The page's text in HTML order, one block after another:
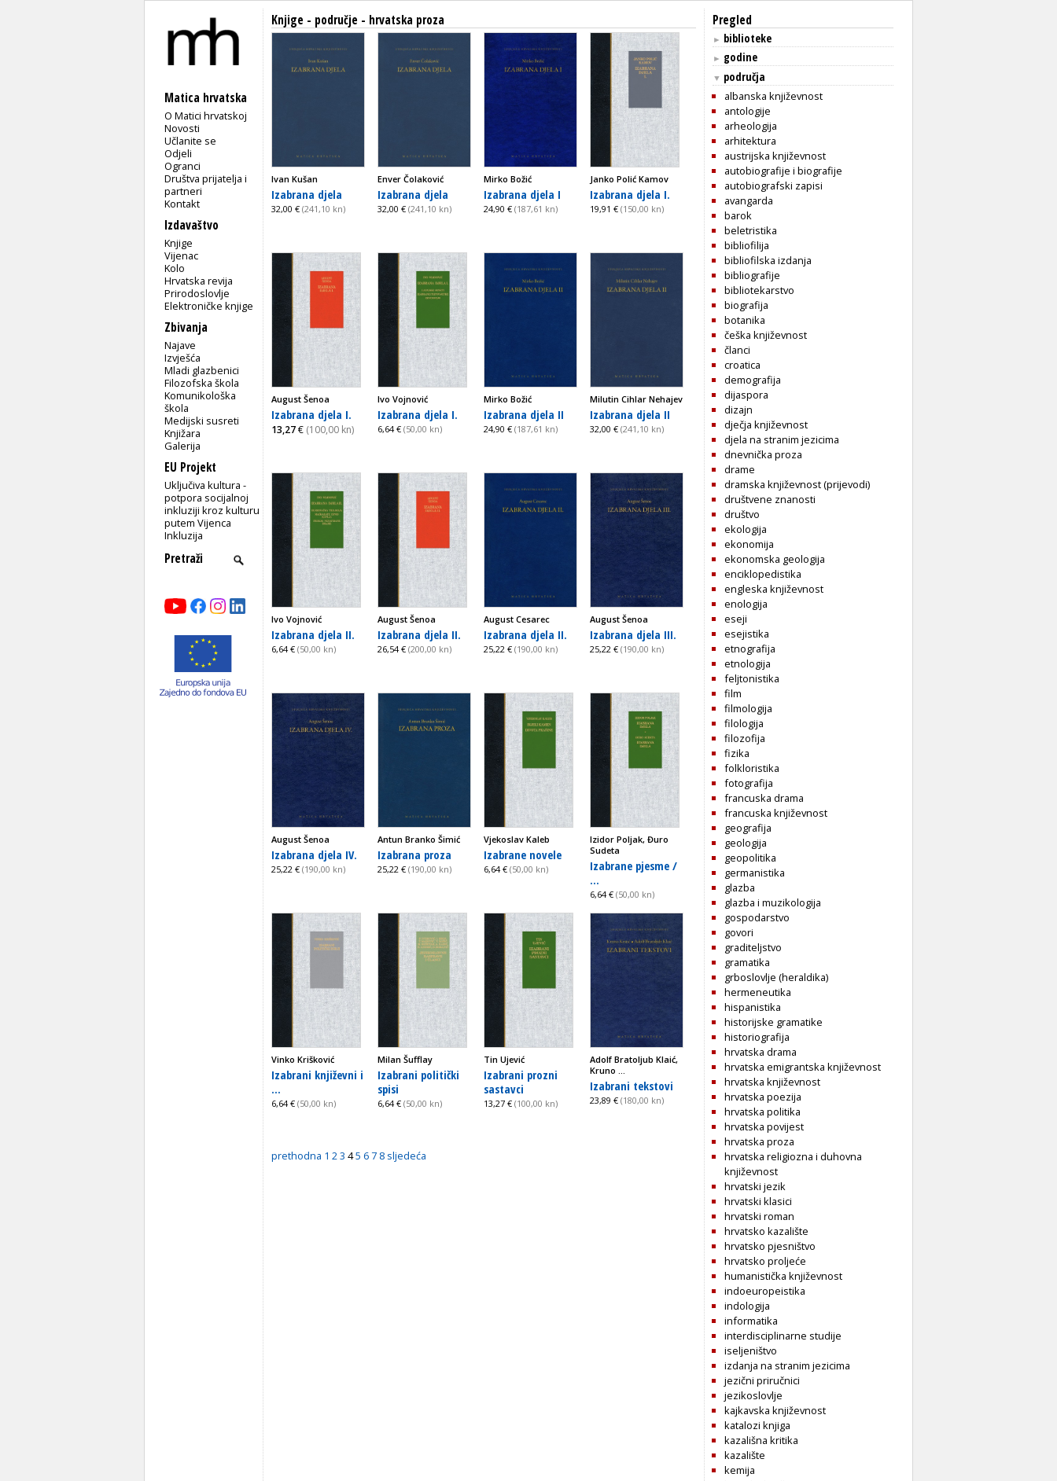
Matica hrvatska
O Matici hrvatskoj
Novosti
Učlanite se
Odjeli
Ogranci
Društva prijatelja i
partneri
Kontakt
Izdavaštvo
Knjige
Vijenac
Kolo
Hrvatska revija
Prirodoslovlje
Elektroničke knjige
Zbivanja
Najave
Izvješća
Mladi glazbenici
Filozofska škola
Komunikološka
škola
Medijski susreti
Knjižara
Galerija
EU Projekt
Uključiva kultura -
potpora socijalnoj
inkluziji kroz kulturu
putem Vijenca
Inkluzija
Knjige - područje - hrvatska proza
Ivan Kušan
Izabrana djela
32,00 € (241,10 kn)
Enver Čolaković
Izabrana djela
32,00 € (241,10 kn)
Mirko Božić
Izabrana djela I
24,90 € (187,61 kn)
Janko Polić Kamov
Izabrana djela I.
19,91 € (150,00 kn)
August Šenoa
Izabrana djela I.
13,27€ (100,00 kn)
Ivo Vojnović
Izabrana djela I.
6,64 € (50,00 kn)
Mirko Božić
Izabrana djela II
24,90 € (187,61 kn)
Milutin Cihlar Nehajev
Izabrana djela II
32,00 € (241,10 kn)
Ivo Vojnović
Izabrana djela II.
6,64 € (50,00 kn)
August Šenoa
Izabrana djela II.
26,54 € (200,00 kn)
August Cesarec
Izabrana djela II.
25,22 € (190,00 kn)
August Šenoa
Izabrana djela III.
25,22 € (190,00 kn)
August Šenoa
Izabrana djela IV.
25,22 € (190,00 kn)
Antun Branko Šimić
Izabrana proza
25,22 € (190,00 kn)
Vjekoslav Kaleb
Izabrane novele
6,64 € (50,00 kn)
Izidor Poljak, Đuro
Sudeta
Izabrane pjesme /
...
6,64 € (50,00 kn)
Vinko Krišković
Izabrani književni i
...
6,64 € (50,00 kn)
Milan Šufflay
Izabrani politički
spisi
6,64 € (50,00 kn)
Tin Ujević
Izabrani prozni
sastavci
13,27 € (100,00 kn)
Adolf Bratoljub Klaić,
Kruno ...
Izabrani tekstovi
23,89 € (180,00 kn)
prethodna 1 23 45 6 7 8 sljedeća
Pregled
► biblioteke
► godine
▼ područja
albanska književnost
antologije
arheologija
arhitektura
austrijska književnost
autobiografije i biografije
autobiografski zapisi
avangarda
barok
beletristika
bibliofilija
bibliofilska izdanja
bibliografije
bibliotekarstvo
biografija
botanika
češka književnost
članci
croatica
demografija
dijaspora
dizajn
dječja književnost
djela na stranim jezicima
dnevnička proza
drame
dramska književnost (prijevodi)
društvene znanosti
društvo
ekologija
ekonomija
ekonomska geologija
enciklopedistika
engleska književnost
enologija
eseji
esejistika
etnografija
etnologija
feljtonistika
film
filmologija
filologija
filozofija
fizika
folkloristika
fotografija
francuska drama
francuska književnost
geografija
geologija
geopolitika
germanistika
glazba
glazba i muzikologija
gospodarstvo
govori
graditeljstvo
gramatika
grboslovlje (heraldika)
hermeneutika
hispanistika
historijske gramatike
historiografija
hrvatska drama
hrvatska emigrantska književnost
hrvatska književnost
hrvatska poezija
hrvatska politika
hrvatska povijest
hrvatska proza
hrvatska religiozna i duhovna
književnost
hrvatski jezik
hrvatski klasici
hrvatski roman
hrvatsko kazalište
hrvatsko pjesništvo
hrvatsko proljeće
humanistička književnost
indoeuropeistika
indologija
informatika
interdisciplinarne studije
iseljeništvo
izdanja na stranim jezicima
jezični priručnici
jezikoslovlje
kajkavska književnost
katalozi knjiga
kazališna kritika
kazalište
kemija